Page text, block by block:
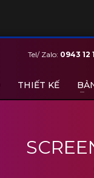
Tel/ Zalo: 0943
THIẾT KẾ